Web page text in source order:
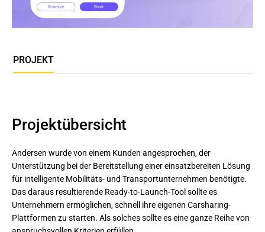
PROJEKT
Projektübersicht
Andersen wurde von einem Kunden angesprochen, der
Unterstützung bei der Bereitstellung einer einsatzbereiten Lösung
für intelligente Mobilitäts- und Transportunternehmen benötigte.
Das daraus resultierende Ready-to-Launch-Tool sollte es
Unternehmern ermöglichen, schnell ihre eigenen Carsharing-
Plattformen zu starten. Als solches sollte es eine ganze Reihe von